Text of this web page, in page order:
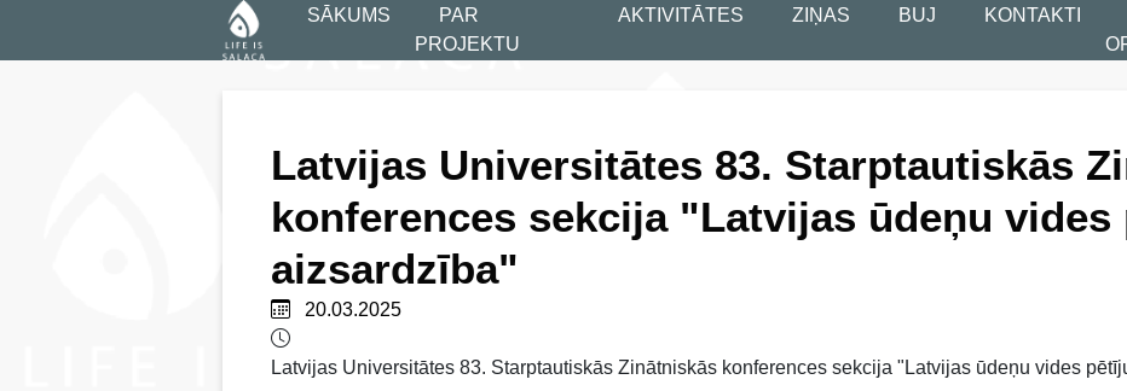
SĀKUMS
PAR
PROJEKTU
AKTIVITĀTES ZIŅAS BUJ KONTAKTI
Latvijas Universitātes 83. Starptautiskās
konferences sekcija "Latvijas ūdeņu
aizsardzība"
20.03.2025
Latvijas Universitātes 83. Starptautiskās Zinātniskās konferences sekcija "Latvijas ūdeņu vides